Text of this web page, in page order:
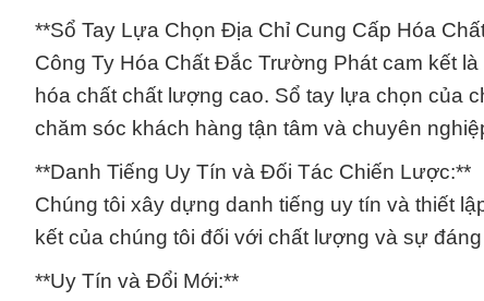
**Sổ Tay Lựa Chọn Địa Chỉ Cung Cấp Hóa
Công Ty Hóa Chất Đắc Trường Phát cam kết
hóa chất chất lượng cao. Sổ tay lựa chọn của
chăm sóc khách hàng tận tâm và chuyên
**Danh Tiếng Uy Tín và Đối Tác Chiến Lược:**
Chúng tôi xây dựng danh tiếng uy tín và thiết
kết của chúng tôi đối với chất lượng và sự đáng
**Uy Tín và Đổi Mới:**